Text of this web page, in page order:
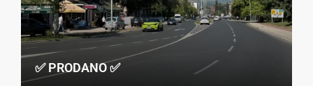
✅ PRODANO ✅